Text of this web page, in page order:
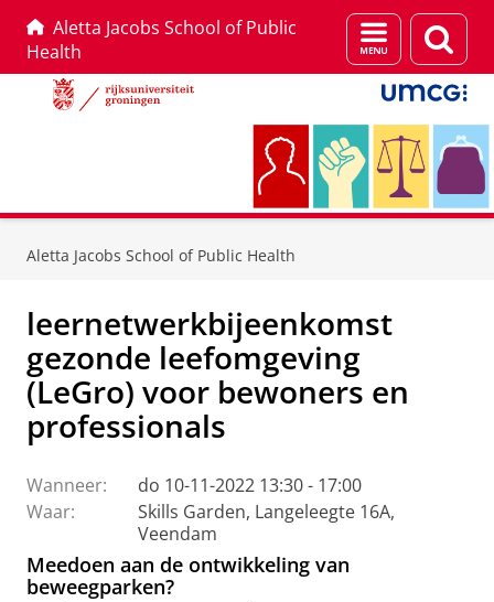
Aletta Jacobs School of Public
Health
Menu
en
zoeken
Aletta Jacobs School of Public Health
leernetwerkbijeenkomst
gezonde leefomgeving
(LeGro) voor bewoners en
professionals
Wanneer:
do 10-11-2022 13:30 - 17:00
Waar:
Skills Garden, Langeleegte 16A,
Veendam
Meedoen aan de ontwikkeling van
beweegparken?